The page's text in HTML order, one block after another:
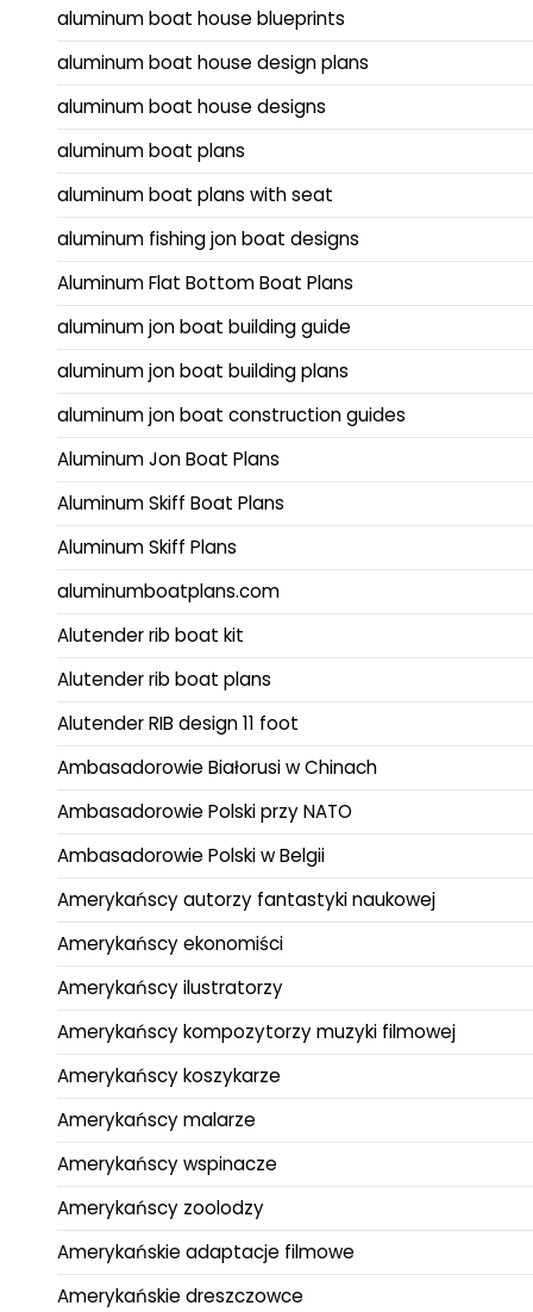
aluminum boat house blueprints
aluminum boat house design plans
aluminum boat house designs
aluminum boat plans
aluminum boat plans with seat
aluminum fishing jon boat designs
Aluminum Flat Bottom Boat Plans
aluminum jon boat building guide
aluminum jon boat building plans
aluminum jon boat construction guides
Aluminum Jon Boat Plans
Aluminum Skiff Boat Plans
Aluminum Skiff Plans
aluminumboatplans.com
Alutender rib boat kit
Alutender rib boat plans
Alutender RIB design 11 foot
Ambasadorowie Białorusi w Chinach
Ambasadorowie Polski przy NATO
Ambasadorowie Polski w Belgii
Amerykańscy autorzy fantastyki naukowej
Amerykańscy ekonomiści
Amerykańscy ilustratorzy
Amerykańscy kompozytorzy muzyki filmowej
Amerykańscy koszykarze
Amerykańscy malarze
Amerykańscy wspinacze
Amerykańscy zoolodzy
Amerykańskie adaptacje filmowe
Amerykańskie dreszczowce